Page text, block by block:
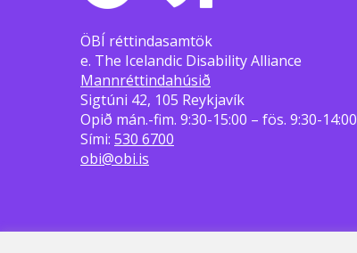
ÖBÍ réttindasamtök
e. The Icelandic Disability Alliance
Mannréttindahúsið
Sigtúni 42, 105 Reykjavík
Opið mán.-fim. 9:30-15:00 – fös. 9:30-14:00
Sími: 530 6700
obi@obi.is